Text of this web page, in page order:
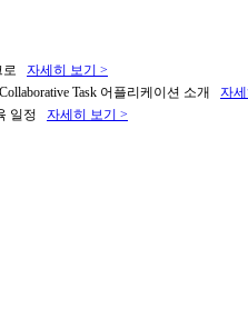
로 자세히 보기 >
Task 어플리케이션 소개 자
일정 자세히 보기 >